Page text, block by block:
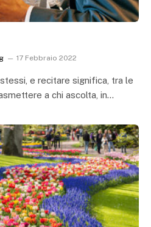
17 Febbraio 2022
e recitare significa, tra le
a chi ascolta, in…